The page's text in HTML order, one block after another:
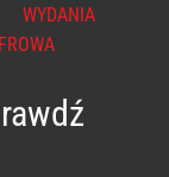
WYDANIA